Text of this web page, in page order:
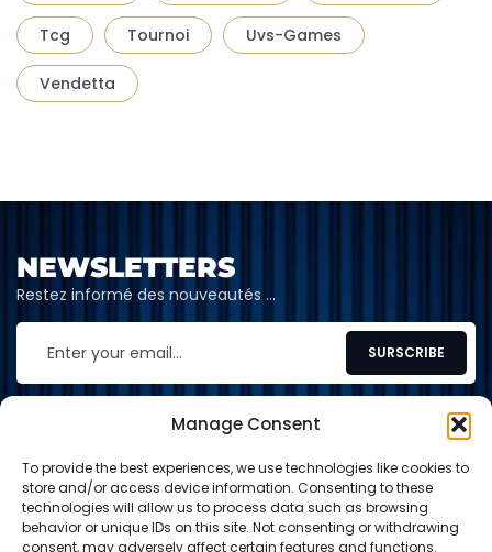
Manage Consent
To provide the best experiences, we use technologies like cookies to
store and/or access device information. Consenting to these
technologies will allow us to process data such as browsing
behavior or unique IDs on this site. Not consenting or withdrawing
consent, may adversely affect certain features and functions.
Tcg Tournoi Uvs-Games
Vendetta
NEWSLETTERS
Restez informé des nouveautés …
CONTACT
contact@shop-tcg.fr